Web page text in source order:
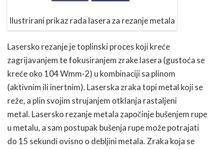
Ilustrirani prikaz rada lasera za rezanje metala
Lasersko rezanje je toplinski proces koji kreće
zagrijavanjem te fokusiranjem zrake lasera (gustoća se
kreće oko 104 Wmm-2) u kombinaciji sa plinom
(aktivnim ili inertnim). Laserska zraka topi metal koji se
reže, a plin svojim strujanjem otklanja rastaljeni
metal. Lasersko rezanje metala započinje bušenjem rupe
u metalu, a sam postupak bušenja rupe može potrajati
do 15 sekundi ovisno o debljini metala. Zraka koja se